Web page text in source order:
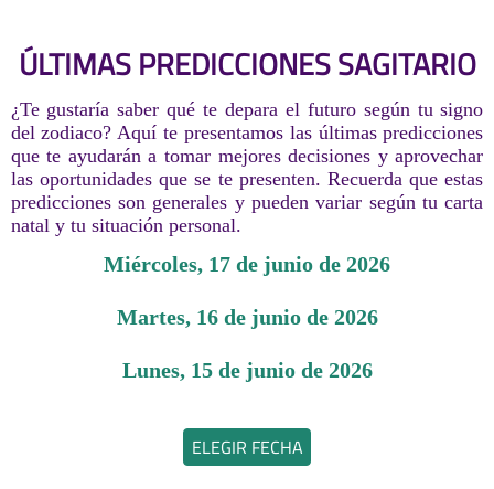
ÚLTIMAS PREDICCIONES SAGITARIO
¿Te gustaría saber qué te depara el futuro según tu signo
del zodiaco? Aquí te presentamos las últimas predicciones
que te ayudarán a tomar mejores decisiones y aprovechar
las oportunidades que se te presenten. Recuerda que estas
predicciones son generales y pueden variar según tu carta
natal y tu situación personal.
miércoles, 17 de junio de 2026
martes, 16 de junio de 2026
lunes, 15 de junio de 2026
ELEGIR FECHA